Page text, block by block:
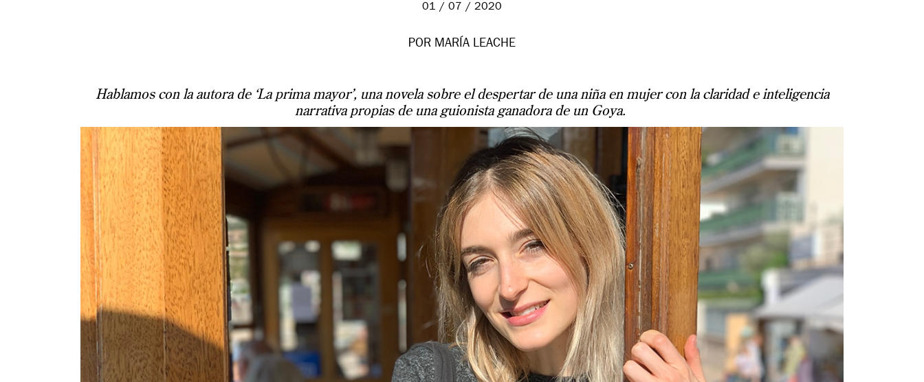
01 / 07 / 2020
POR MARÍA LEACHE
Hablamos con la autora de ‘La prima mayor’, una novela sobre el despertar de una niña en mujer con la claridad e inteligencia
narrativa propias de una guionista ganadora de un Goya.